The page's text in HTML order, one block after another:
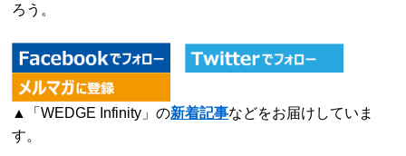
ろう。
▲「WEDGE Infinity」の新着記事などをお届けしていま
す。